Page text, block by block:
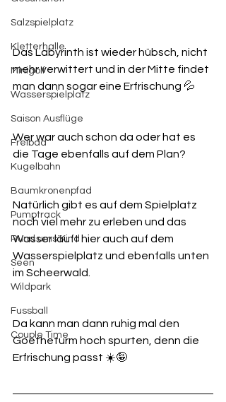
Salzspielplatz
Kletterhalle
Minigolf
Wasserspielplatz
Saison Ausflüge
Freibad
Kugelbahn
Baumkronenpfad
Pumptrack
Rund ums Kind
Seen
Wildpark
Fussball
Couple Time
Das Labyrinth ist wieder hübsch, nicht
mehr verwittert und in der Mitte findet
man dann sogar eine Erfrischung 💦
Wer war auch schon da oder hat es
die Tage ebenfalls auf dem Plan?
Natürlich gibt es auf dem Spielplatz
noch viel mehr zu erleben und das
Wasser läuft hier auch auf dem
Wasserspielplatz und ebenfalls unten
im Scheerwald.
Da kann man dann ruhig mal den
Goetheturm hoch spurten, denn die
Erfrischung passt ☀️🤪